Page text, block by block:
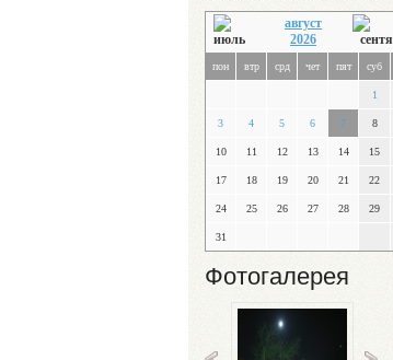
август
2026
пон втр срд чет пят суб
1
3 4 5 6 7 8
10 11 12 13 14 15
17 18 19 20 21 22
24 25 26 27 28 29
31
Фотогалерея